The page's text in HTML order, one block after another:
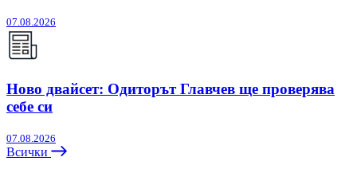
07.08.2026
Ново двайсет: Одиторът Главчев ще проверява
себе си
07.08.2026
Всички